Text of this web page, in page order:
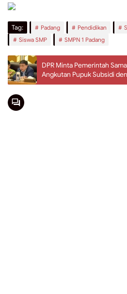
Tag: Padang Pendidikan
Siswa SMP
SMPN 1 Padang
DPR Minta Pemerintah
Angkutan Pupuk Subsidi
Bencana